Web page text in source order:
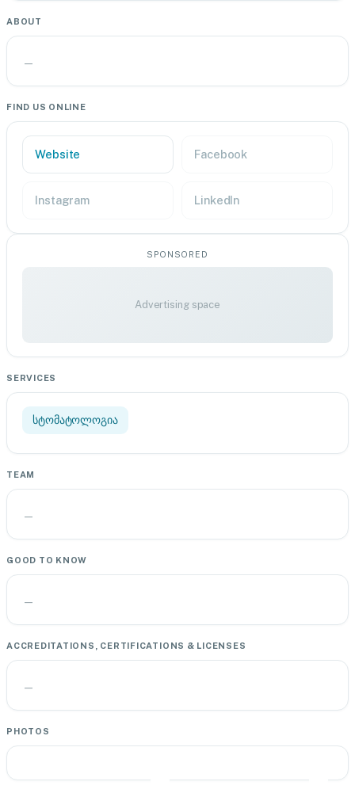
ABOUT
—
FIND US ONLINE
Website Facebook
Instagram LinkedIn
SPONSORED
Advertising space
SERVICES
სტომატოლოგია
TEAM
—
GOOD TO KNOW
—
ACCREDITATIONS, CERTIFICATIONS & LICENSES
—
PHOTOS